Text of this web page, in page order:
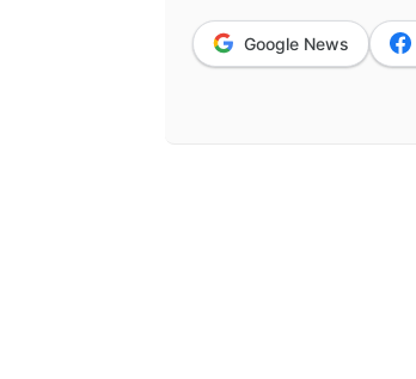
Google News